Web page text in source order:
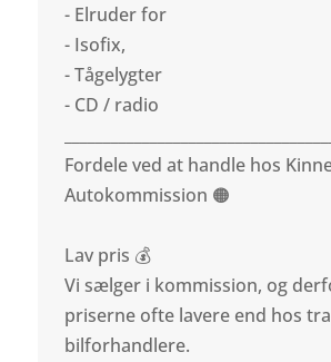
- Elruder for
- Isofix,
- Tågelygter
- CD / radio
Fordele ved at handle hos
Autokommission 🟠
Lav pris 💰
Vi sælger i kommission, og
priserne ofte lavere end hos
bilforhandlere.